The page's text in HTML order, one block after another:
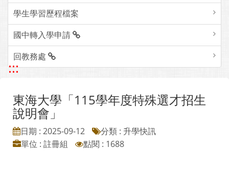
學生學習歷程檔案
國中轉入學申請
回教務處
:::
東海大學「115學年度特殊選才招生
說明會」
日期 : 2025-09-12
分類 : 升學快訊
單位 : 註冊組
點閱 : 1688